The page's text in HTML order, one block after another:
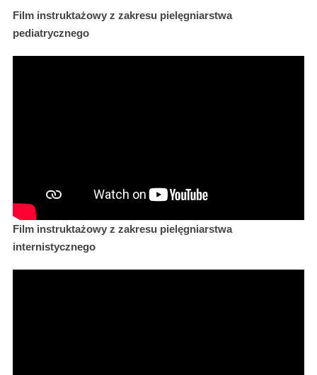
Film instruktażowy z zakresu pielęgniarstwa
pediatrycznego
Film instruktażowy z zakresu pielęgniarstwa
internistycznego